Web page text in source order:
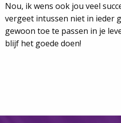
Nou, ik wens ook jou veel
vergeet intussen niet in ieder
gewoon toe te passen in je
blijf het goede doen!